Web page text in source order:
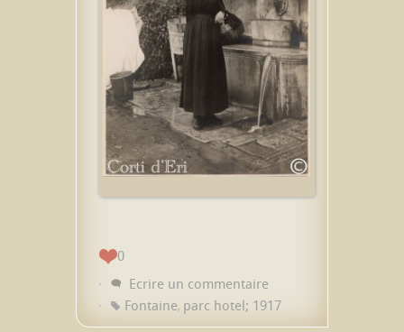
0
Ecrire un commentaire
Fontaine, parc hotel; 1917